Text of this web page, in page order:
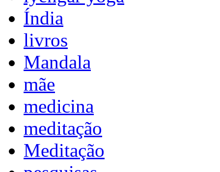
Índia
livros
Mandala
mãe
medicina
meditação
Meditação